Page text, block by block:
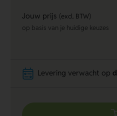
Jouw prijs (excl. BTW)
op basis van je huidige keuzes
Levering verwacht op